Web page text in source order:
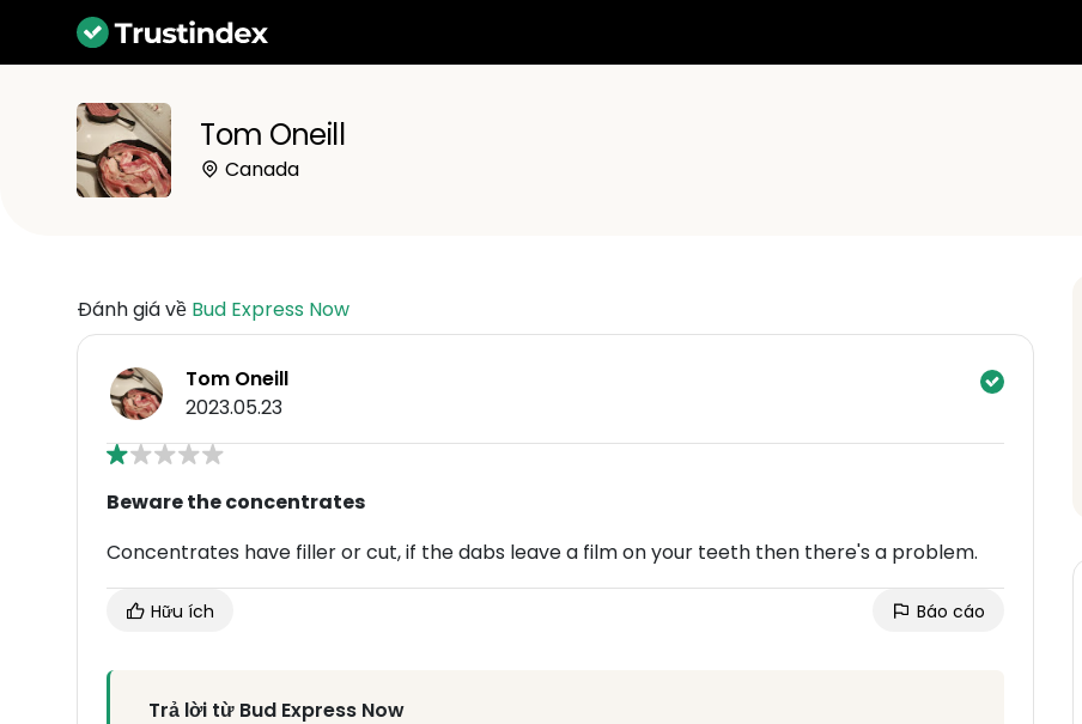
Tom Oneill
Canada
Đánh giá về Bud Express Now
Tom Oneill
2023.05.23
Beware the concentrates
Concentrates have filler or cut, if the dabs leave a film on your teeth then there's a problem.
Hữu ích Báo cáo
Trả lời từ Bud Express Now